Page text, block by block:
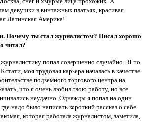
девушки в винтажных платьях, красивая
Латинская Америка!
Почему ты стал журналистом? Писал хорошо
читал?
попал совершенно случайно. Я по
моя трудовая карьера началась в качестве
подземного торгового центра на
что я очень любил свою работу, но все
неудачно. Однажды я попал на один
надо было написать короткий рассказ о себе.
которая работала журналистом, заметила,